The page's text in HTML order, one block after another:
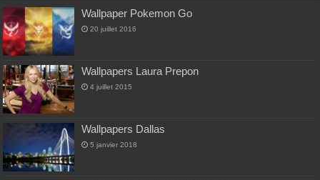
Wallpaper Pokemon Go
20 juillet 2016
Wallpapers Laura Prepon
4 juillet 2015
Wallpapers Dallas
5 janvier 2018